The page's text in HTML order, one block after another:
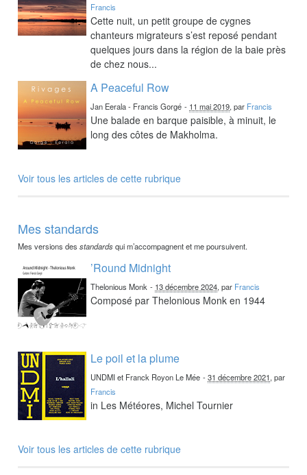
Francis
Cette nuit, un petit groupe de cygnes
chanteurs migrateurs s’est reposé pendant
quelques jours dans la région de la baie près
de chez nous...
A Peaceful Row
Jan Eerala - Francis Gorgé - 11 mai 2019, par Francis
Une balade en barque paisible, à minuit, le
long des côtes de Makholma.
Voir tous les articles de cette rubrique
Mes standards
Mes versions desstandardsqui m’accompagnent et me poursuivent.
’Round Midnight
Thelonious Monk - 13 décembre 2024, par Francis
Composé par Thelonious Monk en 1944
Le poil et la plume
UNDMI et Franck Royon Le Mée -31 décembre 2021, par
Francis
in Les Météores, Michel Tournier
Voir tous les articles de cette rubrique